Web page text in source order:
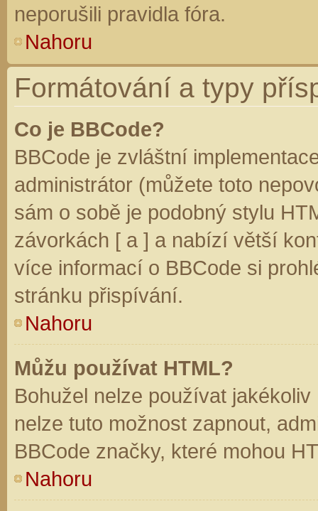
neporušili pravidla fóra.
Nahoru
Formátování a typy
Co je BBCode?
BBCode je zvláštní
administrátor (můžete toto
sám o sobě je podobný stylu
závorkách [ a ] a nabízí větší
více informací o BBCode si
stránku přispívání.
Nahoru
Můžu používat HTML?
Bohužel nelze používat
nelze tuto možnost zapnout,
BBCode značky, které mohou
Nahoru